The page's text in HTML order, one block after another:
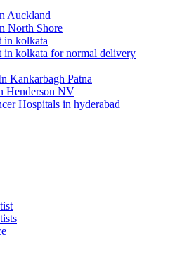
Auckland
North Shore
in kolkata
in kolkata for normal delivery
Kankarbagh Patna
Henderson NV
Hospitals in hyderabad